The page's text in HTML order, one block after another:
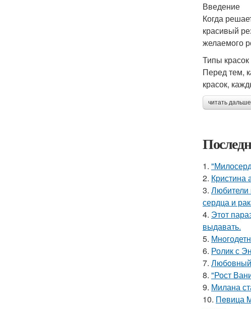
Введение
Когда
красивый
желаемого
Типы красок
Перед тем,
красок,
читать
1.
2. Кристина
3. Любители
сердца и
4. Этот
выдавать.
5.
6. Ролик с
7. Любoвный
8. "Рост
9. Милана
10. Пeвица